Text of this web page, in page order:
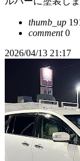
thumb_up
comment0
2026/04/13 21:17